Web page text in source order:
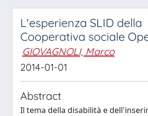
L'esperienza SLID della
Cooperativa sociale
GIOVAGNOLI, Marco
2014-01-01
Abstract
Il tema della disabilità e